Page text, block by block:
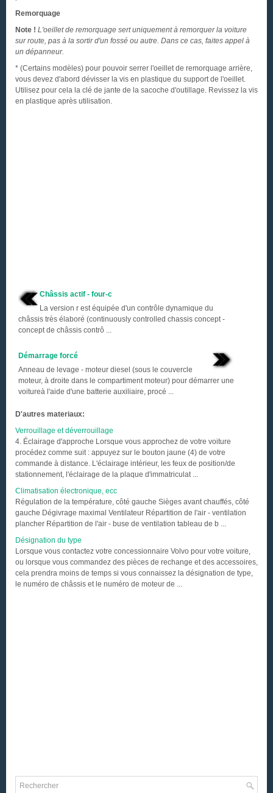
Remorquage
Note ! L'oeillet de remorquage sert uniquement à remorquer la voiture
sur route, pas à la sortir d'un fossé ou autre. Dans ce cas, faites appel à
un dépanneur.
* (Certains modèles) pour pouvoir serrer l'oeillet de remorquage arrière,
vous devez d'abord dévisser la vis en plastique du support de l'oeillet.
Utilisez pour cela la clé de jante de la sacoche d'outillage. Revissez la vis
en plastique après utilisation.
Châssis actif - four-c
La version r est équipée d'un contrôle dynamique du
châssis très élaboré (continuously controlled chassis concept -
concept de châssis contrô ...
Démarrage forcé
Anneau de levage - moteur diesel (sous le couvercle
moteur, à droite dans le compartiment moteur) pour démarrer une
voitureà l'aide d'une batterie auxiliaire, procé ...
D'autres materiaux:
Verrouillage et déverrouillage
4. Éclairage d'approche Lorsque vous approchez de votre voiture
procédez comme suit : appuyez sur le bouton jaune (4) de votre
commande à distance. L'éclairage intérieur, les feux de position/de
stationnement, l'éclairage de la plaque d'immatriculat ...
Climatisation électronique, ecc
Régulation de la température, côté gauche Sièges avant chauffés, côté
gauche Dégivrage maximal Ventilateur Répartition de l'air - ventilation
plancher Répartition de l'air - buse de ventilation tableau de b ...
Désignation du type
Lorsque vous contactez votre concessionnaire Volvo pour votre voiture,
ou lorsque vous commandez des pièces de rechange et des accessoires,
cela prendra moins de temps si vous connaissez la désignation de type,
le numéro de châssis et le numéro de moteur de ...